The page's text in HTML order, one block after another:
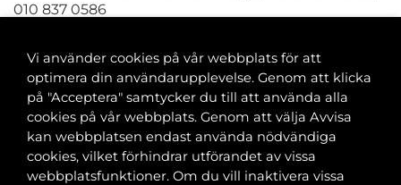
010 837 0586
Banvaktsgatan 2A, 00520 Helsingfors
040 585 2586
kansli@tfif.fi
Vi använder cookies på vår webbplats för att
optimera din användarupplevelse. Genom att klicka
på "Acceptera" samtycker du till att använda alla
cookies på vår webbplats. Genom att välja Avvisa
kan webbplatsen endast använda nödvändiga
cookies, vilket förhindrar utförandet av vissa
webbplatsfunktioner. Om du vill inaktivera vissa